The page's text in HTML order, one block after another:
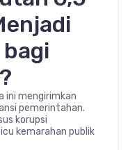
ini mengirimkan
pemerintahan.
korupsi
kemarahan publik